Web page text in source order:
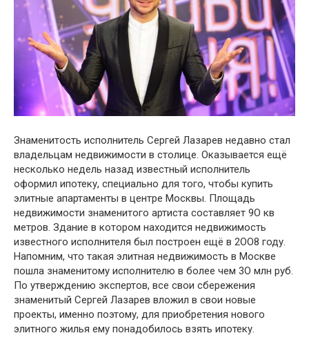
Знаменитость исполнитель Сергей Лазарев недавно стал
владельцам недвижимости в столице. Оказывается ещё
несколько недель назад известный исполнитель
оформил ипотеку, специально для того, чтобы купить
элитные апартаменты в центре Москвы. Площадь
недвижимости знаменитого артиста составляет 9О кв
метров. Здание в котором находится недвижимость
известного исполнителя был построен ещё в 2ОО8 году.
Напомним, что такая элитная недвижимость в Москве
пошла знаменитому исполнителю в более чем 3О млн руб.
По утверждению экспертов, все свои сбережения
знаменитый Сергей Лазарев вложил в свои новые
проекты, именно поэтому, для приобретения нового
элитного жилья ему понадобилось взять ипотеку.